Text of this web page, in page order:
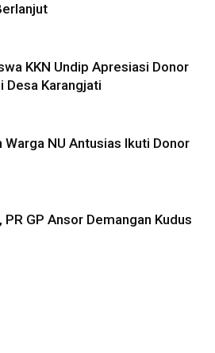
KKN Undip Apresiasi Donor
Desa Karangjati
Warga NU Antusias Ikuti Donor
PR GP Ansor Demangan Kudus